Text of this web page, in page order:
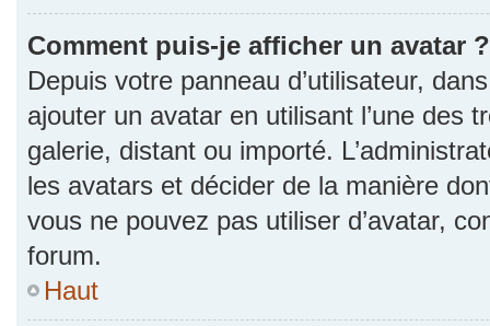
Comment puis-je afficher un avatar ?
Depuis votre panneau d’utilisateur,
ajouter un avatar en utilisant l’une des
galerie, distant ou importé.
les avatars et décider de la manière
vous ne pouvez pas utiliser d’avatar,
forum.
Haut